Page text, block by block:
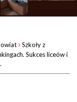
› Szkoły z
Sukces liceów i